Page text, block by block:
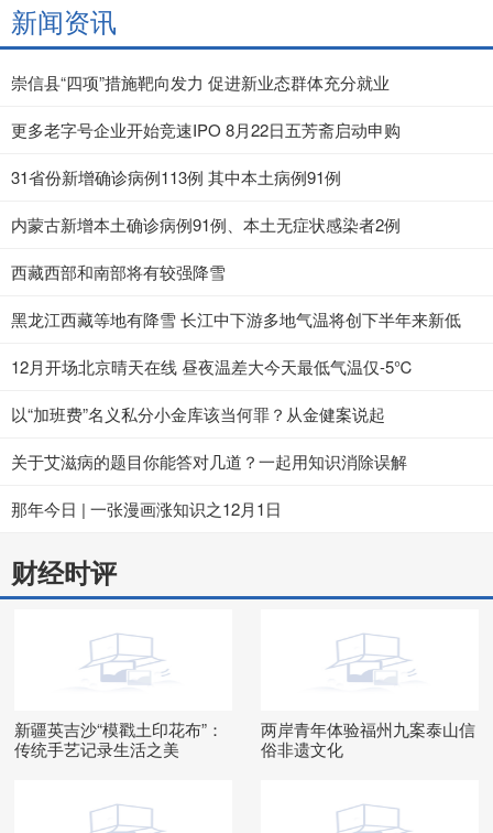
新闻资讯
崇信县“四项”措施靶向发力 促进新业态群体充分就业
更多老字号企业开始竞速IPO 8月22日五芳斋启动申购
31省份新增确诊病例113例 其中本土病例91例
内蒙古新增本土确诊病例91例、本土无症状感染者2例
西藏西部和南部将有较强降雪
黑龙江西藏等地有降雪 长江中下游多地气温将创下半年来新低
12月开场北京晴天在线 昼夜温差大今天最低气温仅-5℃
以“加班费”名义私分小金库该当何罪？从金健案说起
关于艾滋病的题目你能答对几道？一起用知识消除误解
那年今日 | 一张漫画涨知识之12月1日
财经时评
新疆英吉沙“模戳土印花布”：
传统手艺记录生活之美
两岸青年体验福州九案泰山信
俗非遗文化